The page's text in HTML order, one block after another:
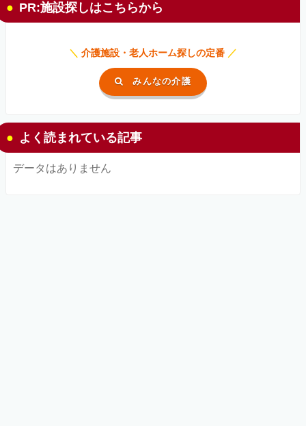
PR:施設探しはこちらから
＼ 介護施設・老人ホーム探しの定番 ／
みんなの介護
よく読まれている記事
データはありません